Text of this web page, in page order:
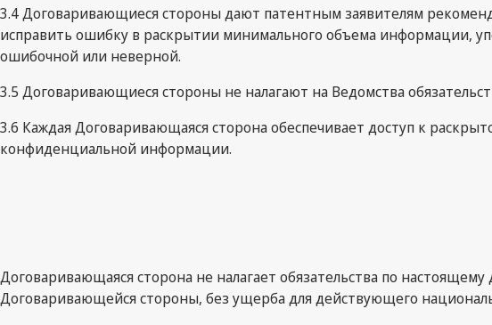
3.4 Договаривающиеся стороны дают патентным заявителям
исправить ошибку в раскрытии минимального объема информации,
ошибочной или неверной.
3.5 Договаривающиеся стороны не налагают на Ведомства
3.6 Каждая Договаривающаяся сторона обеспечивает доступ к
конфиденциальной информации.
Договаривающаяся сторона не налагает обязательства по
Договаривающейся стороны, без ущерба для действующего